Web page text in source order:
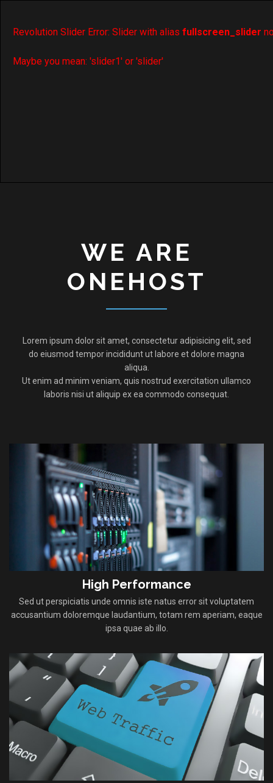
Revolution Slider Error: Slider with alias fullscreen_slider
Maybe you mean: 'slider1' or 'slider'
WE ARE
ONEHOST
Lorem ipsum dolor sit amet, consectetur adipisicing elit, sed
do eiusmod tempor incididunt ut labore et dolore magna
aliqua.
Ut enim ad minim veniam, quis nostrud exercitation ullamco
laboris nisi ut aliquip ex ea commodo consequat.
High Performance
Sed ut perspiciatis unde omnis iste natus error sit voluptatem
accusantium doloremque laudantium, totam rem aperiam, eaque
ipsa quae ab illo.